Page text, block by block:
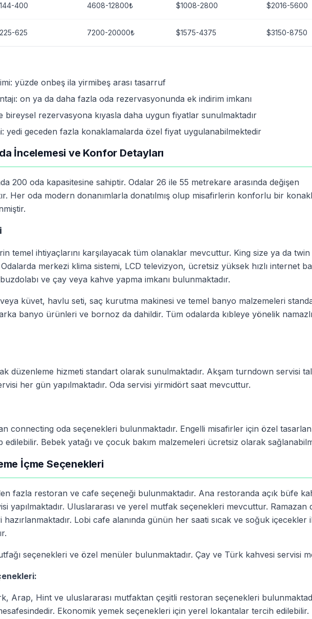
400 4608-12800₺ $1008-2800 $2016-5600
625 7200-20000₺ $1575-4375 $3150-8750
yüzde onbeş ila yirmibeş arası tasarruf
on ya da daha fazla oda rezervasyonunda ek indirim imkanı
bireysel rezervasyona kıyasla daha uygun fiyatlar sunulmaktadır
yedi geceden fazla konaklamalarda özel fiyat uygulanabilmektedir
İncelemesi ve Konfor Detayları
200 oda kapasitesine sahiptir. Odalar 26 ile 55 metrekare arasında değişen
Her oda modern donanımlarla donatılmış olup misafirlerin konforlu bir
temel ihtiyaçlarını karşılayacak tüm olanaklar mevcuttur. King size ya da
merkezi klima sistemi, LCD televizyon, ücretsiz yüksek hızlı internet
ve çay veya kahve yapma imkanı bulunmaktadır.
küvet, havlu seti, saç kurutma makinesi ve temel banyo malzemeleri
banyo ürünleri ve bornoz da dahildir. Tüm odalarda kıbleye yönelik
düzenleme hizmeti standart olarak sunulmaktadır. Akşam turndown servisi
her gün yapılmaktadır. Oda servisi yirmidört saat mevcuttur.
connecting oda seçenekleri bulunmaktadır. Engelli misafirler için özel
edilebilir. Bebek yatağı ve çocuk bakım malzemeleri ücretsiz olarak
İçme Seçenekleri
fazla restoran ve cafe seçeneği bulunmaktadır. Ana restoranda açık büfe
yapılmaktadır. Uluslararası ve yerel mutfak seçenekleri mevcuttur. Ramazan
Lobi cafe alanında günün her saati sıcak ve soğuk içecekler
seçenekleri ve özel menüler bulunmaktadır. Çay ve Türk kahvesi servisi
Arap, Hint ve uluslararası mutfaktan çeşitli restoran seçenekleri
Ekonomik yemek seçenekleri için yerel lokantalar tercih edilebilir.